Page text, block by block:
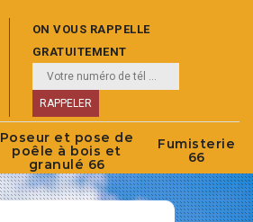
ON VOUS RAPPELLE
GRATUITEMENT
Poseur et pose de
poêle à bois et
granulé 66
Fumisterie
66